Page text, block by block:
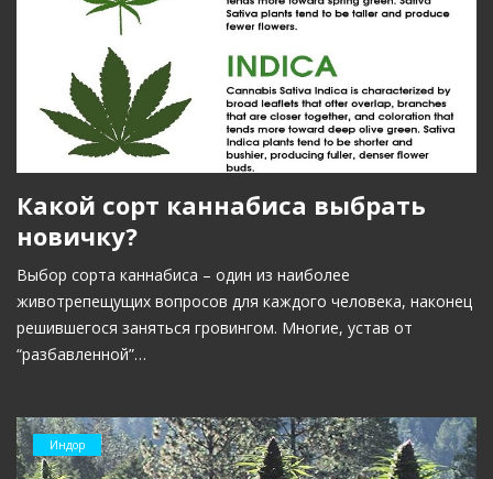
Какой сорт каннабиса выбрать
новичку?
Выбор сорта каннабиса – один из наиболее
животрепещущих вопросов для каждого человека, наконец
решившегося заняться гровингом. Многие, устав от
“разбавленной”…
Индор